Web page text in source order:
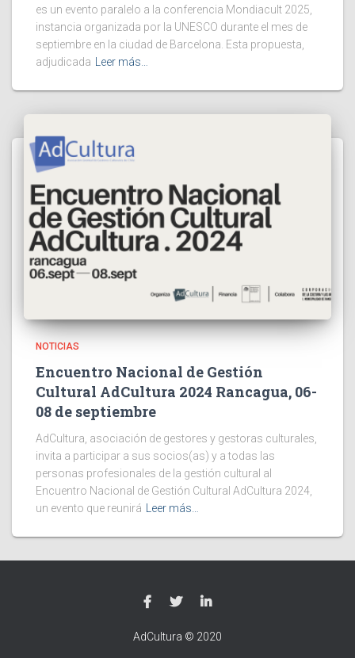
es un evento paralelo a la conferencia Mondiacult 2025,
instancia organizada por la UNESCO durante el mes de
septiembre en la ciudad de Barcelona. Esta propuesta,
adjudicada Leer más…
NOTICIAS
Encuentro Nacional de Gestión
Cultural AdCultura 2024 Rancagua, 06-
08 de septiembre
AdCultura, asociación de gestores y gestoras culturales,
invita a participar a sus socios(as) y a todas las
personas profesionales de la gestión cultural al
Encuentro Nacional de Gestión Cultural AdCultura 2024,
un evento que reunirá
Leer más…
AdCultura © 2020